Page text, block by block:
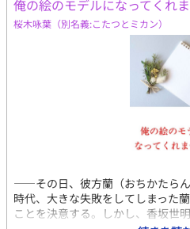
俺の絵のモデルになってくれ
桜木咏葉（別名義:こたつとミカン）
――その日、彼方蘭（おちかたら
時代、大きな失敗をしてしまった
ことを決意する。しかし、香坂世